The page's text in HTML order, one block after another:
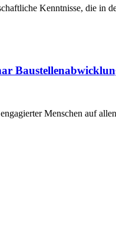
Kenntnisse, die in
Menschen auf